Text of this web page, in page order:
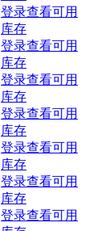
登录查看可用
库存
登录查看可用
库存
登录查看可用
库存
登录查看可用
库存
登录查看可用
库存
登录查看可用
库存
登录查看可用